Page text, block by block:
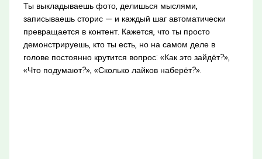
Ты выкладываешь фото, делишься мыслями,
записываешь сторис — и каждый шаг автоматически
превращается в контент. Кажется, что ты просто
демонстрируешь, кто ты есть, но на самом деле в
голове постоянно крутится вопрос: «Как это зайдёт?»,
«Что подумают?», «Сколько лайков наберёт?».